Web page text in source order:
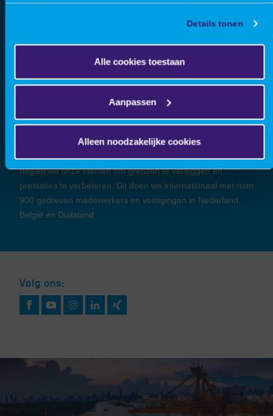
Details tonen
Alle cookies toestaan
Aanpassen
Alleen noodzakelijke cookies
VIRO is een open en vooruitstrevend ingenieursbureau: we
helpen onze klanten om succesvolle verbindingen te maken
tussen technologie, ambitie, innovatie en prestatie. We zijn
Industriële Projecten.Hierbinnen richten we ons op
consultancy, engineering en projectmanagement. Met een
daadkrachtige combinatie van expertises en ervaringen
helpen we onze klanten om grenzen te verleggen en
prestaties te verbeteren. Dit doen we internationaal met ruim
900 gedreven medewerkers en vestigingen in Nederland,
België en Duitsland.
Volg ons: